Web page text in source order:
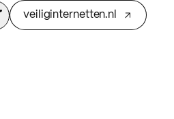
veiliginternetten.nl